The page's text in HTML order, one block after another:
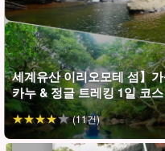
세계유산 이리오모테 섬】
카누 & 정글 트레킹 1일 코
(11건)